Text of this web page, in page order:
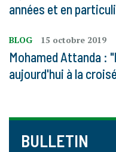
années et en
BLOG 15 octobre 2019
Mohamed Attanda :
aujourd'hui à la
BULLETIN